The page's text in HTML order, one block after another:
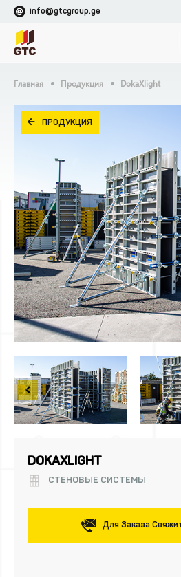
info@gtcgroup.ge
Главная Продукция DokaXlight
ПРОДУКЦИЯ
DOKAXLIGHT
СТЕНОВЫЕ СИСТЕМЫ
Для Заказа